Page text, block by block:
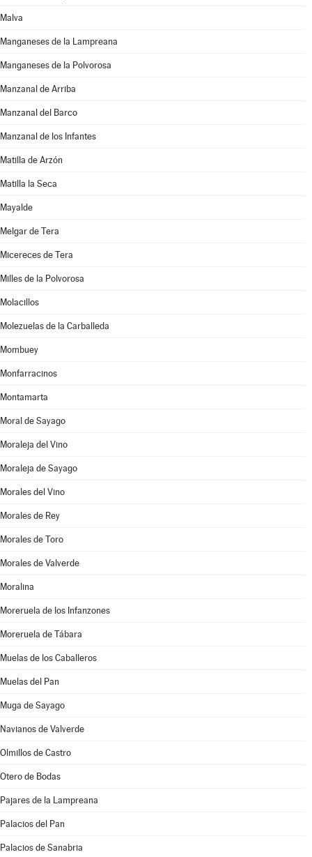
Malva
Manganeses de la Lampreana
Manganeses de la Polvorosa
Manzanal de Arriba
Manzanal del Barco
Manzanal de los Infantes
Matilla de Arzón
Matilla la Seca
Mayalde
Melgar de Tera
Micereces de Tera
Milles de la Polvorosa
Molacillos
Molezuelas de la Carballeda
Mombuey
Monfarracinos
Montamarta
Moral de Sayago
Moraleja del Vino
Moraleja de Sayago
Morales del Vino
Morales de Rey
Morales de Toro
Morales de Valverde
Moralina
Moreruela de los Infanzones
Moreruela de Tábara
Muelas de los Caballeros
Muelas del Pan
Muga de Sayago
Navianos de Valverde
Olmillos de Castro
Otero de Bodas
Pajares de la Lampreana
Palacios del Pan
Palacios de Sanabria